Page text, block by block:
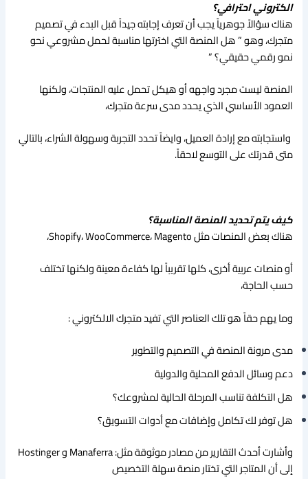
الكتروني احترافي؟
هناك سؤالاً جوهرياً يجب أن تعرف إجابته جيداً قبل البدء في تصميم
متجرك، وهو ” هل المنصة التي اخترتها مناسبة لحمل مشروعي نحو
نمو رقمي حقيقي؟ ”
المنصة ليست مجرد واجهه أو هيكل تحمل عليه المنتجات، ولكنها
العمود الأساسي الذي يحدد مدى سرعة متجرك،
واستجابته مع إرادة العميل، وايضاً تحدد التجربة وسهولة الشراء، بالتالي
متى قدرتك على التوسع لاحقاً.
كيف يتم تحديد المنصة المناسبة؟
هناك بعض المنصات مثل Shopify، WooCommerce، Magento،
أو منصات عربية أخرى، كلها تقريباً لها كفاءة معينة ولكنها تختلف
حسب الحاجة،
وما يهم حقاً هو تلك العناصر التي تفيد متجرك الالكتروني :
مدى مرونة المنصة في التصميم والتطوير
دعم وسائل الدفع المحلية والدولية
هل التكلفة تناسب المرحلة الحالية لمشروعك؟
هل توفر لك تكامل وإضافات مع أدوات التسويق؟
وأشارت أحدث التقارير من مصادر موثوقة مثل: Manaferra و Hostinger
إلى أن المتاجر التي تختار منصة سهلة التخصيص